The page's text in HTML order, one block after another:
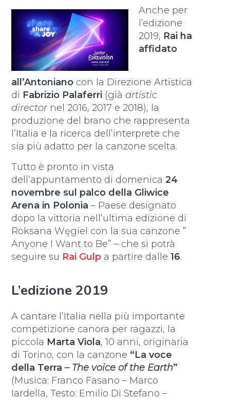
Anche per
l’edizione
2019, Rai ha
affidato
all’Antoniano con la Direzione Artistica
di Fabrizio Palaferri (giàartistic
directornel 2016, 2017 e 2018), la
produzione del brano che rappresenta
l’Italia e la ricerca dell’interprete che
sia più adatto per la canzone scelta.
Tutto è pronto in vista
dell’appuntamento di domenica 24
novembre sul palco della Gliwice
Arena in Polonia – Paese designato
dopo la vittoria nell’ultima edizione di
Roksana Węgiel con la sua canzone ”
Anyone I Want to Be” – che si potrà
seguire su Rai Gulp a partire dalle16.
L’edizione 2019
A cantare l’Italia nella più importante
competizione canora per ragazzi, la
piccola Marta Viola, 10 anni, originaria
di Torino, con la canzone “La voce
della Terra– The voice of the Earth”
(Musica: Franco Fasano – Marco
Iardella, Testo: Emilio Di Stefano –